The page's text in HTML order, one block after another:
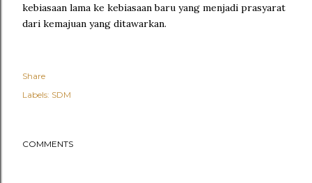
kebiasaan lama ke kebiasaan baru yang menjadi prasyarat
dari kemajuan yang ditawarkan.
Share
Labels: SDM
COMMENTS